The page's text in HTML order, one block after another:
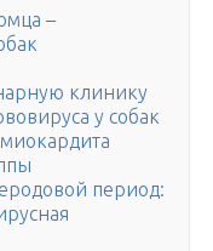
–
клинику
у собак
период: